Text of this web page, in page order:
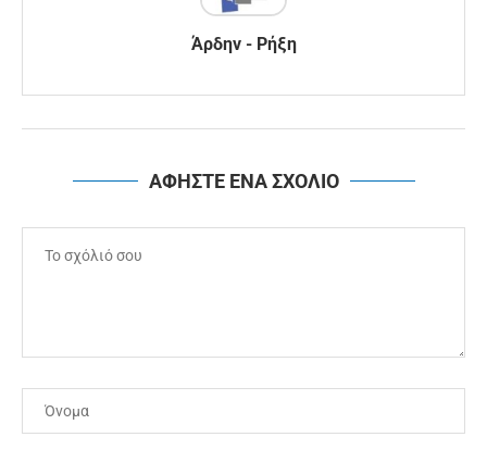
Άρδην - Ρήξη
ΑΦΗΣΤΕ ΕΝΑ ΣΧΟΛΙΟ